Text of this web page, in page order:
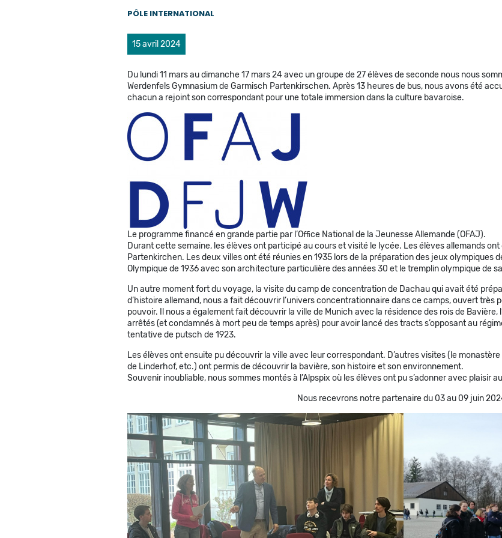
PÔLE INTERNATIONAL
15 avril 2024
Du lundi 11 mars au dimanche 17 mars 24 avec un groupe de 27 élèves de seconde nous nous
Werdenfels Gymnasium de Garmisch Partenkirschen. Après 13 heures de bus, nous avons été
chacun a rejoint son correspondant pour une totale immersion dans la culture bavaroise.
Le programme financé en grande partie par l’Office National de la Jeunesse Allemande (OFAJ).
Durant cette semaine, les élèves ont participé au cours et visité le lycée. Les élèves allemands
Partenkirchen. Les deux villes ont été réunies en 1935 lors de la préparation des jeux olympiques
Olympique de 1936 avec son architecture particulière des années 30 et le tremplin olympique de
Un autre moment fort du voyage, la visite du camp de concentration de Dachau qui avait été
d’histoire allemand, nous a fait découvrir l’univers concentrationnaire dans ce camps, ouvert très
pouvoir. Il nous a également fait découvrir la ville de Munich avec la résidence des rois de
arrêtés (et condamnés à mort peu de temps après) pour avoir lancé des tracts s’opposant au
tentative de putsch de 1923.
Les élèves ont ensuite pu découvrir la ville avec leur correspondant. D’autres visites (le monastère
de Linderhof, etc.) ont permis de découvrir la bavière, son histoire et son environnement.
Souvenir inoubliable, nous sommes montés à l’Alpspix où les élèves ont pu s’adonner avec plaisir
Nous recevrons notre partenaire du 03 au 09 juin